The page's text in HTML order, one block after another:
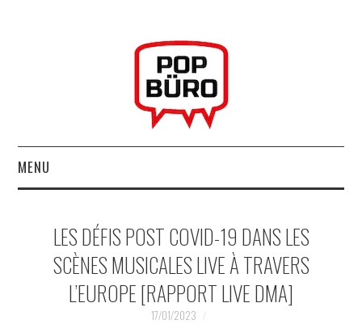
MENU
MUSIQUESACTUELLES.NET
GABBA GABBA HEY !
LES DÉFIS POST COVID-19 DANS LES
SCÈNES MUSICALES LIVE À TRAVERS
L’EUROPE [RAPPORT LIVE DMA]
17/01/2023